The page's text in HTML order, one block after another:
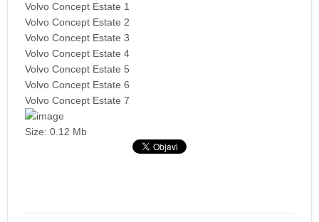
Volvo Concept Estate 1
Volvo Concept Estate 2
Volvo Concept Estate 3
Volvo Concept Estate 4
Volvo Concept Estate 5
Volvo Concept Estate 6
Volvo Concept Estate 7
Size: 0.12 Mb